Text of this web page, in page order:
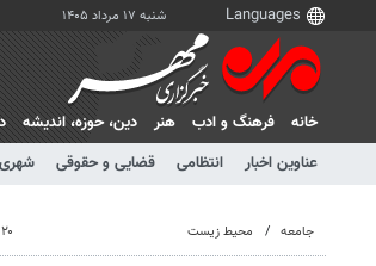
شنبه ۱۷ مرداد ۱۴۰۵
خانه فرهنگ و ادب هنر دين، حوزه، انديشه
عناوین اخبار
انتظامی قضایی و حقوقی شهری
جامعه محیط زیست ۲۰ مرداد ۱۴۰۳، ۱۴:۳۲